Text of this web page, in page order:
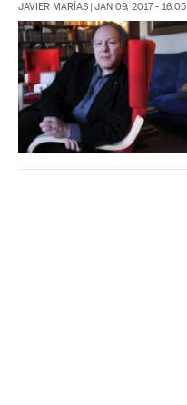
JAVIER MARÍAS JAN 09, 2017 - 16:05